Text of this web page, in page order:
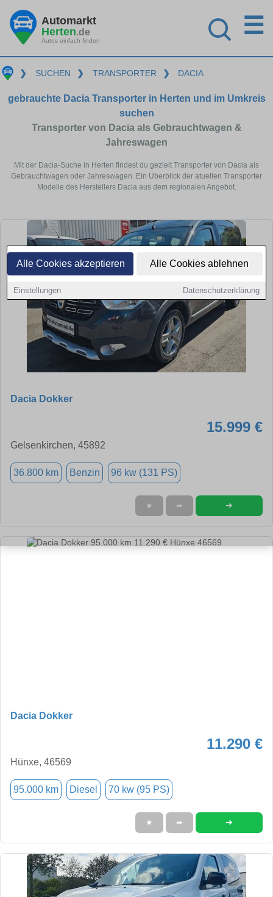
Alle Cookies akzeptieren Alle Cookies ablehnen
Einstellungen Datenschutzerklärung
Automarkt
Herten.de
Autos einfach finden
☰
❯ SUCHEN ❯ TRANSPORTER ❯ DACIA
gebrauchte Dacia Transporter in Herten und im Umkreis
suchen
Transporter von Dacia als Gebrauchtwagen &
Jahreswagen
Mit der Dacia-Suche in Herten findest du gezielt Transporter von Dacia als
Gebrauchtwagen oder Jahreswagen. Ein Überblick der atuellen Transporter
Modelle des Herstellers Dacia aus dem regionalen Angebot.
Dacia Dokker
15.999 €
Gelsenkirchen, 45892
36.800 km Benzin 96 kw (131 PS)
★ ➦ ➜
Dacia Dokker
11.290 €
Hünxe, 46569
95.000 km Diesel 70 kw (95 PS)
★ ➦ ➜